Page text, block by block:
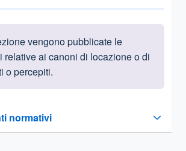
introduttive
vengono pubblicate le
relative ai canoni di locazione o di
o percepiti.
normativi